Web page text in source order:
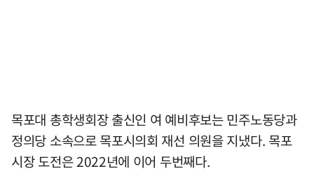
목포대 총학생회장 출신인 여 예비후보는 민주노동당과
정의당 소속으로 목포시의회 재선 의원을 지냈다. 목포
시장 도전은 2022년에 이어 두번째다.